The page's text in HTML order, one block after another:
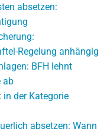
absetzen:
Regelung anhängig
BFH lehnt
ab
in der Kategorie
absetzen: Wann